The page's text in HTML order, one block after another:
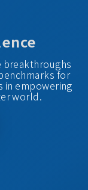
breakthroughs
for
in empowering
world.